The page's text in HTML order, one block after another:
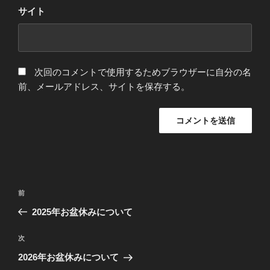
サイト
次回のコメントで使用するためブラウザーに自分の名
前、メールアドレス、サイトを保存する。
投
ビ
ゲ
前
の
稿
前
2025年お盆休みについて
次
の
次
2026年お盆休みについて